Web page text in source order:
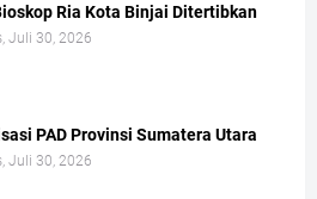
Ria Kota Binjai Ditertibkan
Juli 30, 2026
PAD Provinsi Sumatera Utara
Juli 30, 2026